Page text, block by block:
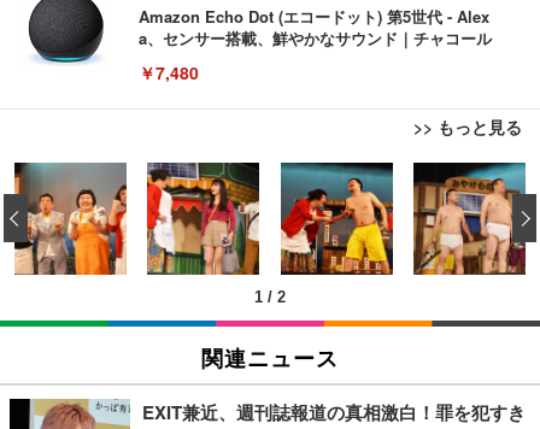
Amazon Echo Dot (エコードット) 第5世代 - Alex
a、センサー搭載、鮮やかなサウンド｜チャコール
￥7,480
>> もっと見る
[EdoErgo] オフィスチェア 椅子 テレワーク 疲れな
い 跳ね上げ式アームレスト コンパクト 約105度ロッ
キング pc 事務椅子 360度回転 座面昇降 強化ナイロ
ン樹脂ベース 通気性メッシュ 在宅ワーク H-WY01
(黒網+黒枠+黒足)
￥5,699
SIHOO B100 オフィスチェア／デスクチェア メッシ
ュチェア 人間工学 疲れない ブラック
￥27,999
EIZO ビジネス向けプレミアムモニター | FlexScan
EV3240X-WT | 31.5型4K UHD・USB Type-C・ホワ
イト
￥105,595
EIZO ビジネス向けプレミアムモニター | FlexScan
￥109,572
Amazonベーシック ペットシーツ 薄型 レギュラー 1
回使い捨て 無香料 ホワイト 300枚
￥3,373
Amazonベーシック ペットシーツ 厚型 ワイド 42枚
x2袋(84枚) ホワイト(吸収面:ライトブルー)
￥3,234
1 / 2
‹
関連ニュース
EXIT兼近、週刊誌報道の真相激白！罪を犯すき